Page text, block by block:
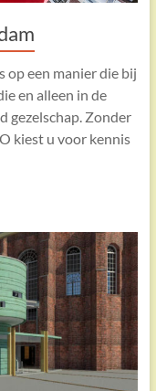
een manier die bij
en alleen in de
gezelschap. Zonder
kiest u voor kennis